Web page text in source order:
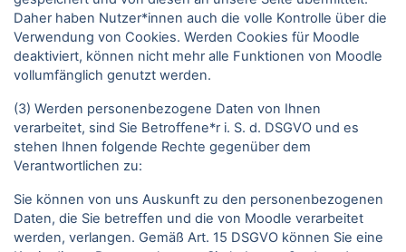
Daher haben Nutzer*innen auch die volle Kontrolle über die
Verwendung von Cookies. Werden Cookies für Moodle
deaktiviert, können nicht mehr alle Funktionen von Moodle
vollumfänglich genutzt werden.
(3) Werden personenbezogene Daten von Ihnen
verarbeitet, sind Sie Betroffene*r i. S. d. DSGVO und es
stehen Ihnen folgende Rechte gegenüber dem
Verantwortlichen zu:
Sie können von uns Auskunft zu den personenbezogenen
Daten, die Sie betreffen und die von Moodle verarbeitet
werden, verlangen. Gemäß Art. 15 DSGVO können Sie eine